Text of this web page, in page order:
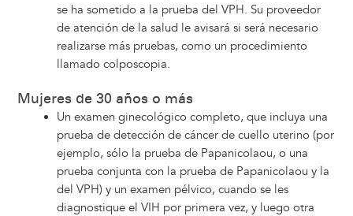
se ha sometido a la prueba del VPH. Su proveedor
de atención de la salud le avisará si será necesario
realizarse más pruebas, como un procedimiento
llamado colposcopia.
Mujeres de 30 años o más
Un examen ginecológico completo, que incluya una
prueba de detección de cáncer de cuello uterino (por
ejemplo, sólo la prueba de Papanicolaou, o una
prueba conjunta con la prueba de Papanicolaou y la
del VPH) y un examen pélvico, cuando se les
diagnostique el VIH por primera vez, y luego otra